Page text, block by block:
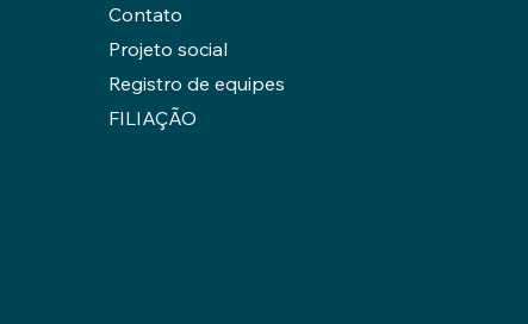
Contato
Projeto social
Registro de equipes
FILIAÇÃO